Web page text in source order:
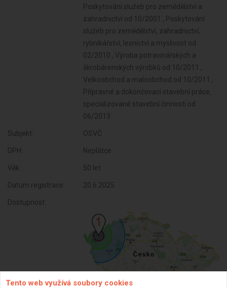
Poskytování služeb pro zemědělství a
zahradnictví od 10/2001 , Poskytování
služeb pro zemědělství, zahradnictví,
rybníkářství, lesnictví a myslivost od
02/2010 , Výroba potravinářských a
škrobárenských výrobků od 10/2011 ,
Velkoobchod a maloobchod od 10/2011 ,
Přípravné a dokončovací stavební práce,
specializované stavební činnosti od
06/2013
Subjekt: OSVČ
DPH: Neplátce
Věk: 50 let
Datum registrace: 20.6.2025
Dostupnost:
Tento web využívá soubory cookies